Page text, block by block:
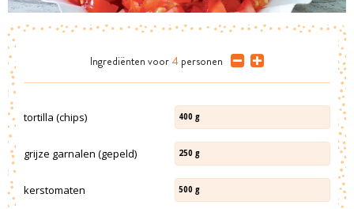
Ingrediënten voor 4 personen
tortilla (chips) 400 g
grijze garnalen (gepeld) 250 g
kerstomaten 500 g